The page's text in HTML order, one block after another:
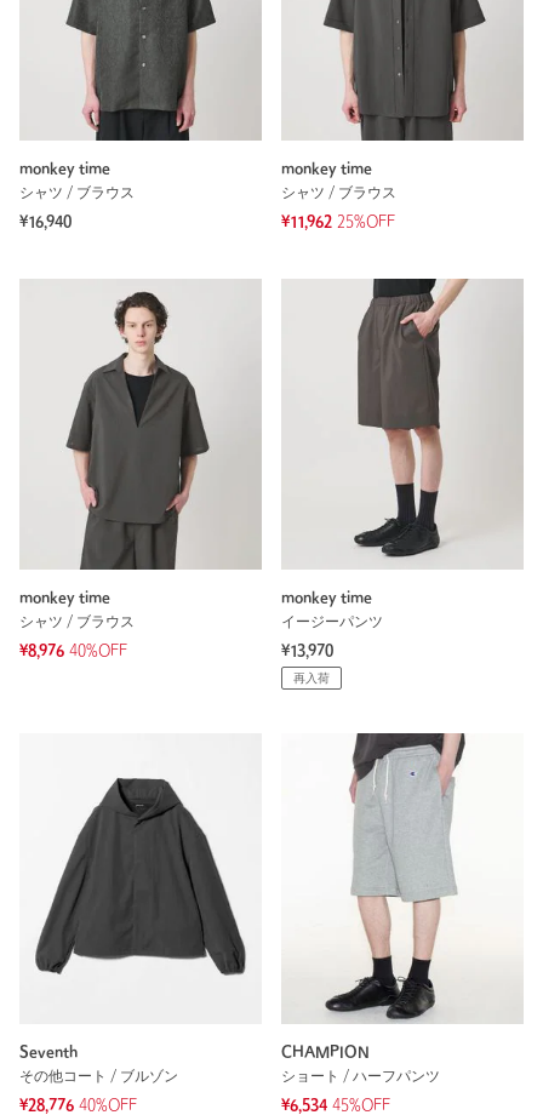
monkey time
シャツ / ブラウス
¥16,940
monkey time
シャツ / ブラウス
¥11,962 25%OFF
monkey time
シャツ / ブラウス
¥8,976 40%OFF
monkey time
イージーパンツ
¥13,970
再入荷
Seventh
その他コート / ブルゾン
¥28,776 40%OFF
CHAMPION
ショート / ハーフパンツ
¥6,534 45%OFF